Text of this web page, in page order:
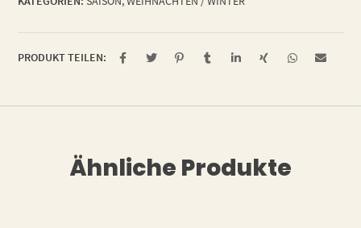
PRODUKT TEILEN:
Ähnliche Produkte